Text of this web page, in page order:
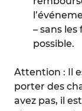
– sans
possible.
Attention : Il
porter des
avez pas, il